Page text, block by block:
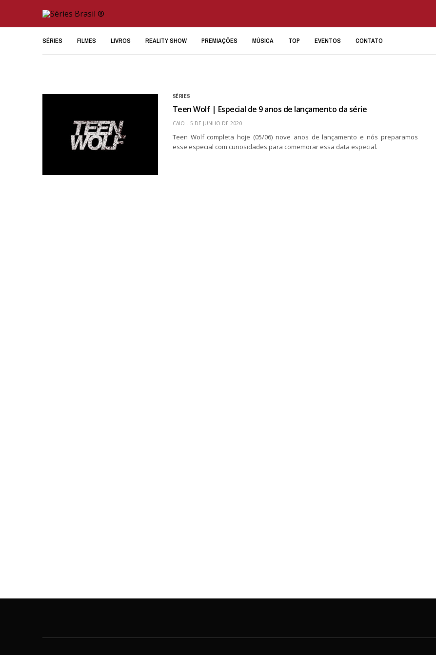
SÉRIES FILMES LIVROS REALITY SHOW PREMIAÇÕES MÚSICA TOP EVENTOS CONTATO
SÉRIES
Teen Wolf | Especial de 9 anos de lançamento da série
CAIO 5 DE JUNHO DE 2020
Teen Wolf completa hoje (05/06) nove anos de lançamento e nós preparamos
esse especial com curiosidades para comemorar essa data especial.